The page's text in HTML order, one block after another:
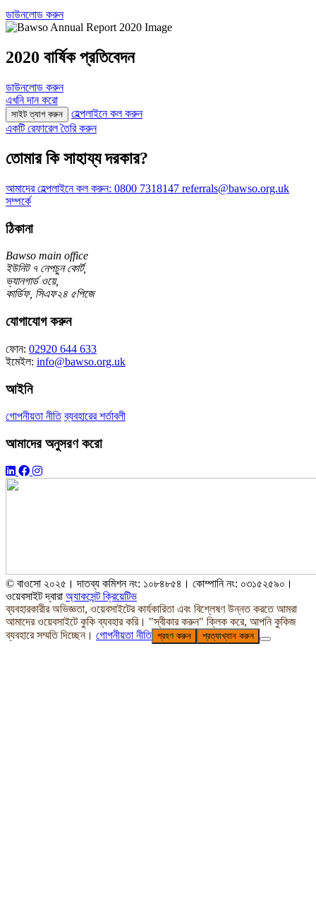
ডাউনলোড করুন
2020 বার্ষিক প্রতিবেদন
ডাউনলোড করুন
এখনি দান করো
সাইট ত্যাগ করুন
হেল্পলাইনে কল করুন
একটি রেফারেল তৈরি করুন
তোমার কি সাহায্য দরকার?
আমাদের হেল্পলাইনে কল করুন: 0800 7318147 referrals@bawso.org.uk
সম্পর্কে
ঠিকানা
Bawso main office
ইউনিট ৭ নেপচুন কোর্ট,
ভ্যানগার্ড ওয়ে,
কার্ডিফ, সিএফ২৪ ৫পিজে
যোগাযোগ করুন
ফোন: 02920 644 633
ইমেইল: info@bawso.org.uk
আইনি
গোপনীয়তা নীতি ব্যবহারের শর্তাবলী
আমাদের অনুসরণ করো
© বাওসো ২০২৫। দাতব্য কমিশন নং: ১০৮৪৮৫৪। কোম্পানি নং: ০৩১৫২৫৯০।
ওয়েবসাইট দ্বারা অ্যাকসেন্ট ক্রিয়েটিভ
ব্যবহারকারীর অভিজ্ঞতা, ওয়েবসাইটের কার্যকারিতা এবং বিশ্লেষণ উন্নত করতে আমরা
আমাদের ওয়েবসাইটে কুকি ব্যবহার করি। "স্বীকার করুন" ক্লিক করে, আপনি কুকিজ
ব্যবহারে সম্মতি দিচ্ছেন। গোপনীয়তা নীতি গ্রহণ করুন প্রত্যাখ্যান করুন